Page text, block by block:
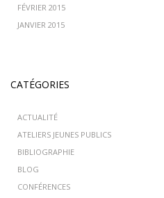
FÉVRIER 2015
JANVIER 2015
CATÉGORIES
ACTUALITÉ
ATELIERS JEUNES PUBLICS
BIBLIOGRAPHIE
BLOG
CONFÉRENCES